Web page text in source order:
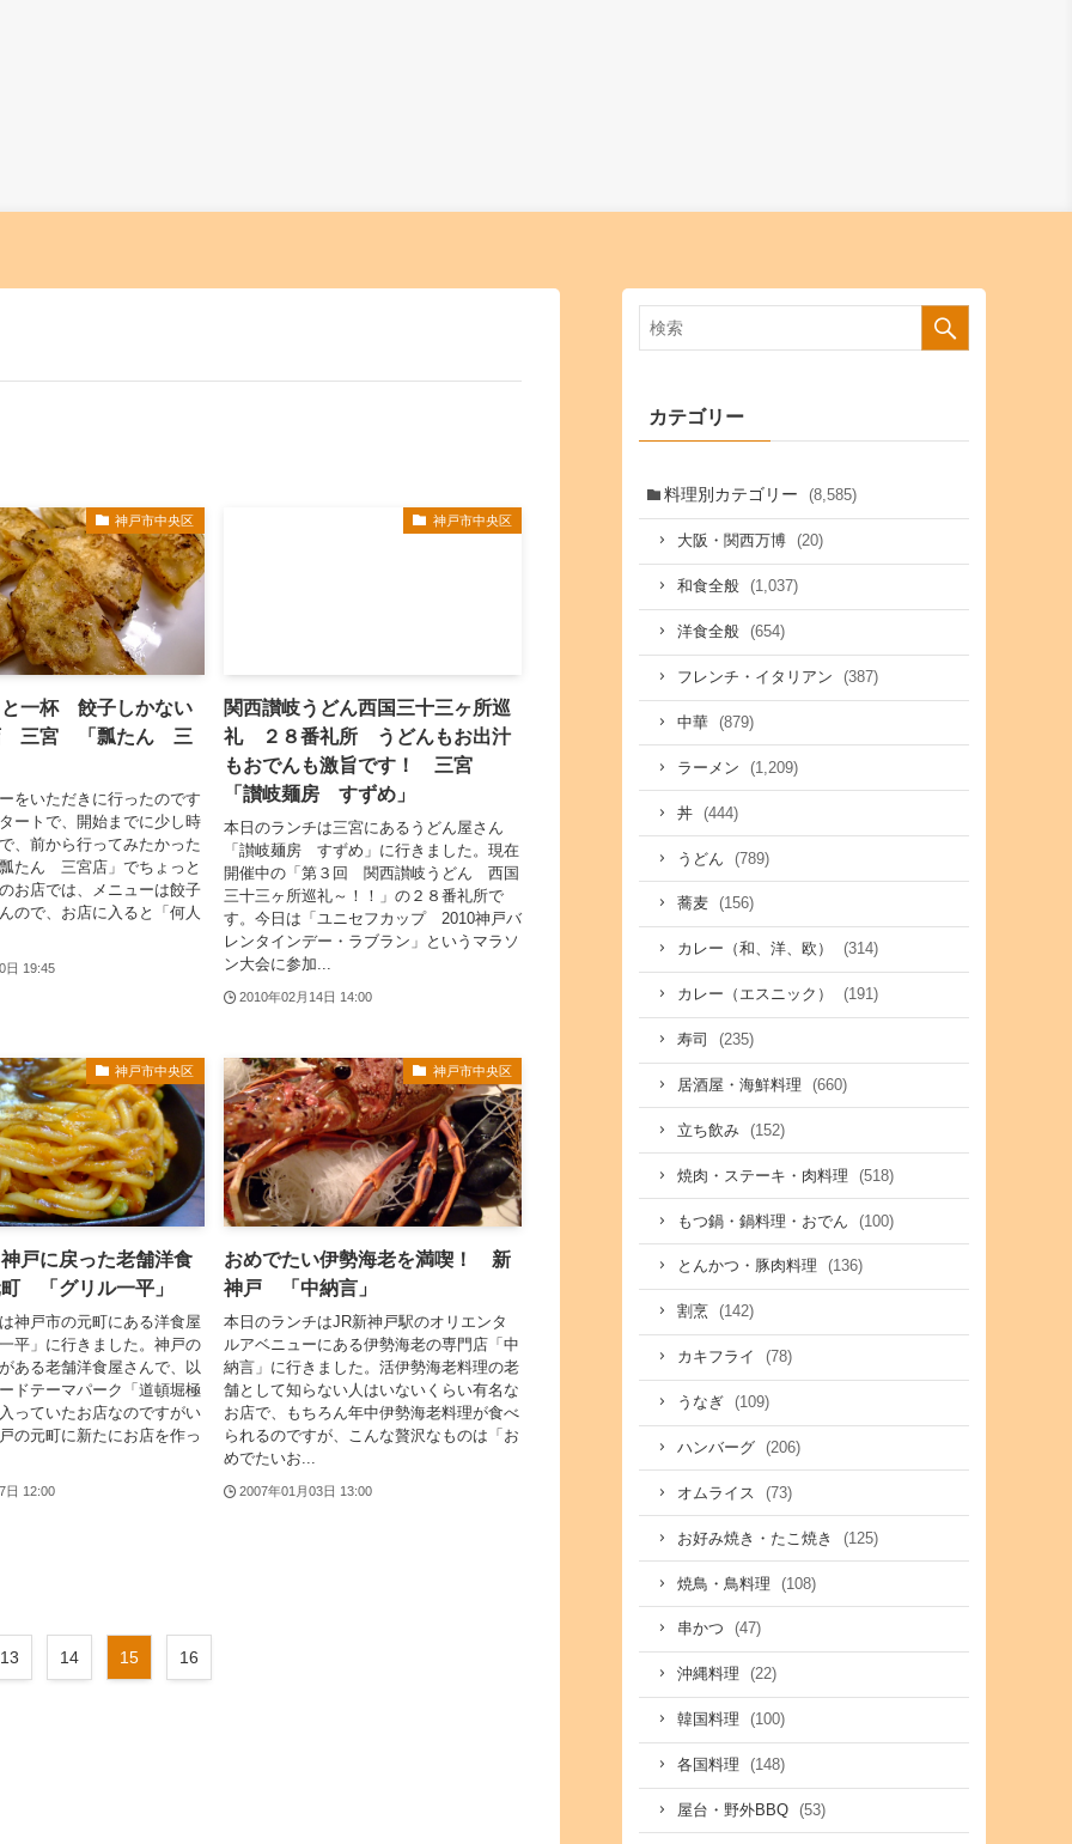
神戸市中央区
と一杯 餃子しかない
三宮 「瓢たん 三
をいただきに行ったのです
ートで、開始までに少し時
、前から行ってみたかった
たん 三宮店」でちょっと
お店では、メニューは餃子
ので、お店に入ると「何人
日 19:45
神戸市中央区
関西讃岐うどん西国三十三ヶ所巡
礼 ２８番礼所 うどんもお出汁
もおでんも激旨です！ 三宮
「讃岐麺房 すずめ」
本日のランチは三宮にあるうどん屋さん
「讃岐麺房 すずめ」に行きました。現在
開催中の「第３回 関西讃岐うどん 西国
三十三ヶ所巡礼～！！」の２８番礼所で
す。今日は「ユニセフカップ 2010神戸バ
レンタインデー・ラブラン」というマラソ
ン大会に参加...
2010年02月14日 14:00
神戸市中央区
戸に戻った老舗洋食
「グリル一平」
神戸市の元町にある洋食屋
平」に行きました。神戸の
ある老舗洋食屋さんで、以
ドテーマパーク「道頓堀極
っていたお店なのですがい
の元町に新たにお店を作っ
日 12:00
神戸市中央区
おめでたい伊勢海老を満喫！ 新
神戸 「中納言」
本日のランチはJR新神戸駅のオリエンタ
ルアベニューにある伊勢海老の専門店「中
納言」に行きました。活伊勢海老料理の老
舗として知らない人はいないくらい有名な
お店で、もちろん年中伊勢海老料理が食べ
られるのですが、こんな贅沢なものは「お
めでたいお...
2007年01月03日 13:00
13 14 15 16
カテゴリー
料理別カテゴリー (8,585)
大阪・関西万博 (20)
和食全般 (1,037)
洋食全般 (654)
フレンチ・イタリアン (387)
中華 (879)
ラーメン (1,209)
丼 (444)
うどん (789)
蕎麦 (156)
カレー（和、洋、欧） (314)
カレー（エスニック） (191)
寿司 (235)
居酒屋・海鮮料理 (660)
立ち飲み (152)
焼肉・ステーキ・肉料理 (518)
もつ鍋・鍋料理・おでん (100)
とんかつ・豚肉料理 (136)
割烹 (142)
カキフライ (78)
うなぎ (109)
ハンバーグ (206)
オムライス (73)
お好み焼き・たこ焼き (125)
焼鳥・鳥料理 (108)
串かつ (47)
沖縄料理 (22)
韓国料理 (100)
各国料理 (148)
屋台・野外BBQ (53)